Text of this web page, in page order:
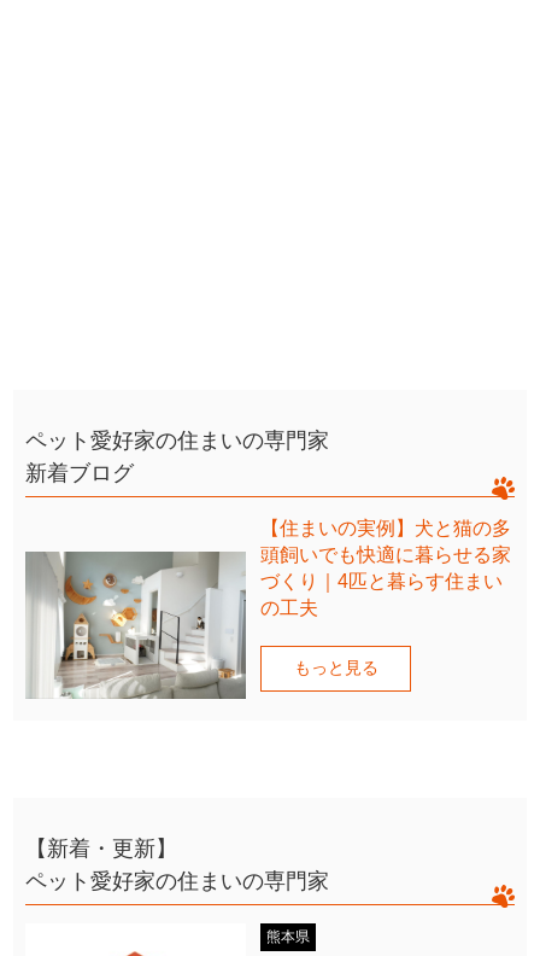
ペット愛好家の住まいの専門家
新着ブログ
【住まいの実例】犬と猫の多
頭飼いでも快適に暮らせる家
づくり｜4匹と暮らす住まい
の工夫
もっと見る
【新着・更新】
ペット愛好家の住まいの専門家
熊本県